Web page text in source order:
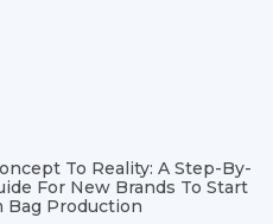
To Reality: A Step-By-
For New Brands To Start
Bag Production